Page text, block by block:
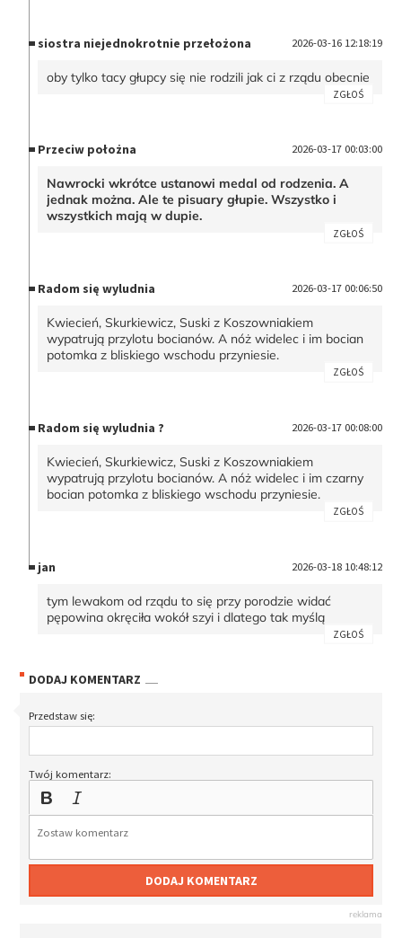
siostra niejednokrotnie przełożona 2026-03-16 12:18:19
oby tylko tacy głupcy się nie rodzili jak ci z rządu obecnie
ZGŁOŚ
Przeciw położna 2026-03-17 00:03:00
Nawrocki wkrótce ustanowi medal od rodzenia. A
jednak można. Ale te pisuary głupie. Wszystko i
wszystkich mają w dupie.
ZGŁOŚ
Radom się wyludnia 2026-03-17 00:06:50
Kwiecień, Skurkiewicz, Suski z Koszowniakiem
wypatrują przylotu bocianów. A nóż widelec i im bocian
potomka z bliskiego wschodu przyniesie.
ZGŁOŚ
Radom się wyludnia ? 2026-03-17 00:08:00
Kwiecień, Skurkiewicz, Suski z Koszowniakiem
wypatrują przylotu bocianów. A nóż widelec i im czarny
bocian potomka z bliskiego wschodu przyniesie.
ZGŁOŚ
jan 2026-03-18 10:48:12
tym lewakom od rządu to się przy porodzie widać
pępowina okręciła wokół szyi i dlatego tak myślą
ZGŁOŚ
DODAJ KOMENTARZ
Przedstaw się:
Twój komentarz:
DODAJ KOMENTARZ